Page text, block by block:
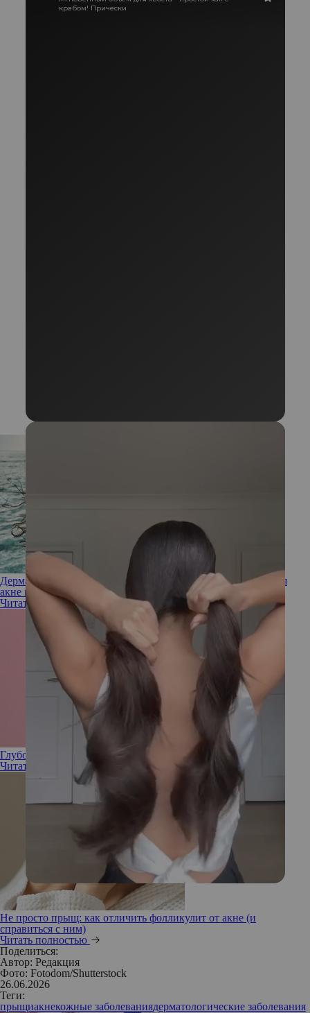
Дерматологи объяснили, почему на коже головы появляется
акне и как от него избавиться
Читать полностью
Глубоко сидят: как бороться с подкожными прыщами
Читать полностью
Не просто прыщ: как отличить фолликулит от акне (и
справиться с ним)
Читать полностью
Поделиться:
Автор: Редакция
Фото: Fotodom/Shutterstock
26.06.2026
Теги:
прыщиакнекожные заболеваниядерматологические заболевания